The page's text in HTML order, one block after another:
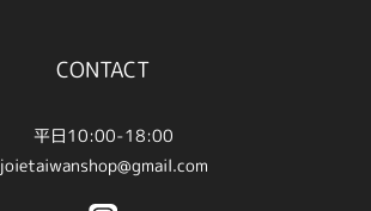
CONTACT
平日10:00-18:00
joietaiwanshop@gmail.com